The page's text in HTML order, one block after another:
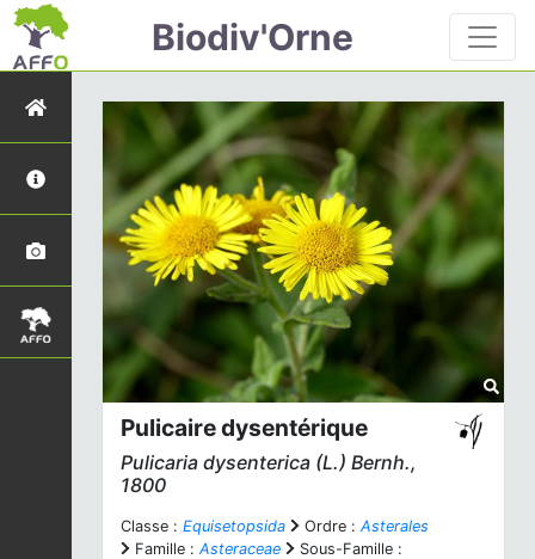
Biodiv'Orne
Pulicaire dysentérique
Pulicaria dysenterica (L.) Bernh.,
1800
Classe : Equisetopsida Ordre : Asterales
Famille : Asteraceae
Sous-Famille :